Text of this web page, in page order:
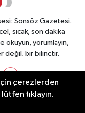
Sonsöz Gazetesi.
sıcak, son dakika
okuyun, yorumlayın,
değil, bir bilinçtir.
çerezlerden
tıklayın.